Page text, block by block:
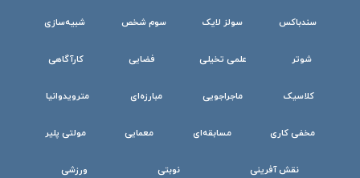
سندباکس سولز لایک سوم شخص شبیه‌سازی
شوتر علمی تخیلی فضایی کارآگاهی
کلاسیک ماجراجویی مبارزه‌ای مترویدوانیا
مخفی کاری مسابقه‌ای معمایی مولتی پلیر
نقش آفرینی نوبتی ورزشی